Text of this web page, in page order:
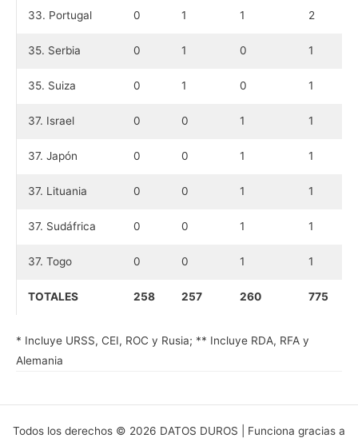
33. Portugal 0 1 1 2
35. Serbia 0 1 0 1
35. Suiza 0 1 0 1
37. Israel 0 0 1 1
37. Japón 0 0 1 1
37. Lituania 0 0 1 1
37. Sudáfrica 0 0 1 1
37. Togo 0 0 1 1
TOTALES 258 257 260 775
* Incluye URSS, CEI, ROC y Rusia; ** Incluye RDA, RFA y
Alemania
Todos los derechos © 2026 DATOS DUROS | Funciona gracias a